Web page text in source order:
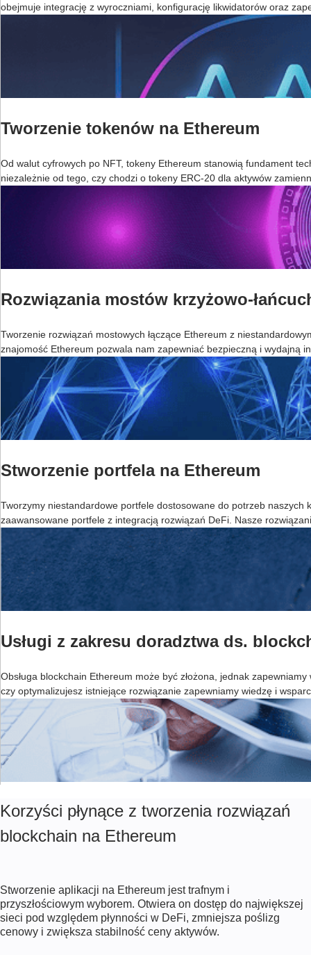
obejmuje integrację z wyroczniami, konfigurację likwidatorów oraz
Tworzenie tokenów na Ethereum
Od walut cyfrowych po NFT, tokeny Ethereum stanowią fundament
niezależnie od tego, czy chodzi o tokeny ERC-20 dla aktywów
Rozwiązania mostów krzyżowo-
Tworzenie rozwiązań mostowych łączące Ethereum z
znajomość Ethereum pozwala nam zapewniać bezpieczną i wydajną
Stworzenie portfela na Ethereum
Tworzymy niestandardowe portfele dostosowane do potrzeb
zaawansowane portfele z integracją rozwiązań DeFi. Nasze
Usługi z zakresu doradztwa ds.
Obsługa blockchain Ethereum może być złożona, jednak
czy optymalizujesz istniejące rozwiązanie zapewniamy wiedzę i
Korzyści płynące z tworzenia rozwiązań
blockchain na Ethereum
Stworzenie aplikacji na Ethereum jest trafnym i
przyszłościowym wyborem. Otwiera on dostęp do największej
sieci pod względem płynności w DeFi, zmniejsza poślizg
cenowy i zwiększa stabilność ceny aktywów.